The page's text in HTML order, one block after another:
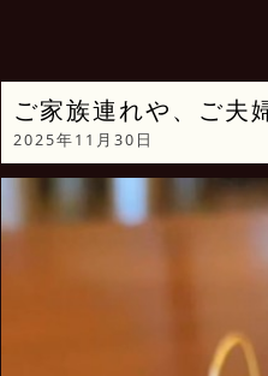
ご家族連れや、ご夫
2025年11月30日
画